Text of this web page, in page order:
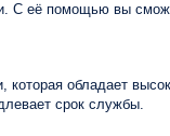
С её помощью вы
которая обладает
срок службы.